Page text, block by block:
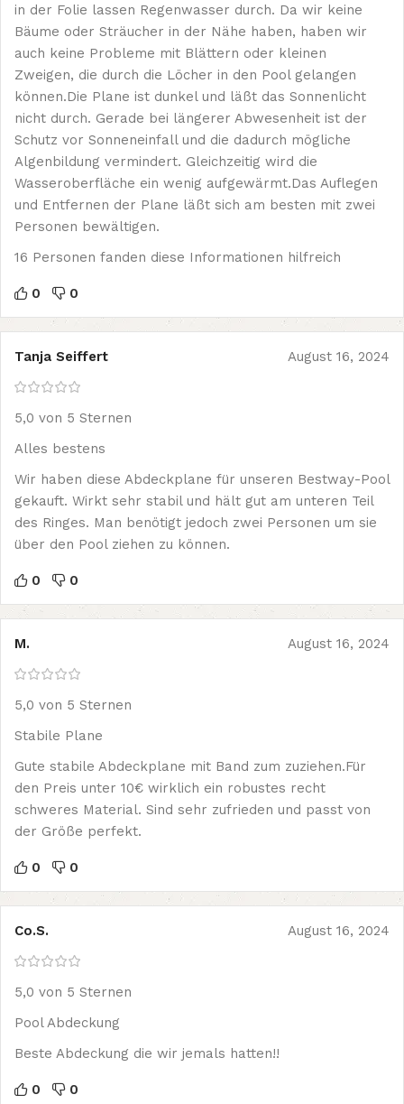
in der Folie lassen Regenwasser durch. Da wir keine
Bäume oder Sträucher in der Nähe haben, haben wir
auch keine Probleme mit Blättern oder kleinen
Zweigen, die durch die Löcher in den Pool gelangen
können.Die Plane ist dunkel und läßt das Sonnenlicht
nicht durch. Gerade bei längerer Abwesenheit ist der
Schutz vor Sonneneinfall und die dadurch mögliche
Algenbildung vermindert. Gleichzeitig wird die
Wasseroberfläche ein wenig aufgewärmt.Das Auflegen
und Entfernen der Plane läßt sich am besten mit zwei
Personen bewältigen.
16 Personen fanden diese Informationen hilfreich
0 0
Tanja Seiffert August 16, 2024
5,0 von 5 Sternen
Alles bestens
Wir haben diese Abdeckplane für unseren Bestway-Pool
gekauft. Wirkt sehr stabil und hält gut am unteren Teil
des Ringes. Man benötigt jedoch zwei Personen um sie
über den Pool ziehen zu können.
0 0
M. August 16, 2024
5,0 von 5 Sternen
Stabile Plane
Gute stabile Abdeckplane mit Band zum zuziehen.Für
den Preis unter 10€ wirklich ein robustes recht
schweres Material. Sind sehr zufrieden und passt von
der Größe perfekt.
0 0
Co.S. August 16, 2024
5,0 von 5 Sternen
Pool Abdeckung
Beste Abdeckung die wir jemals hatten!!
0 0